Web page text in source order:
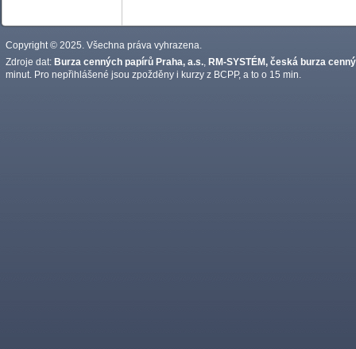
Copyright © 2025. Všechna práva vyhrazena.
Zdroje dat: Burza cenných papírů Praha, a.s. RM-SYSTÉM, česká burza
minut. Pro nepřihlášené jsou zpožděny i kurzy z BCPP, a to o 15 min.